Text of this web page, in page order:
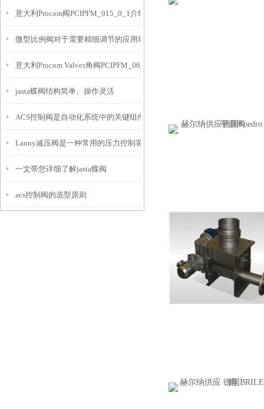
意大利Procom阀PCIPFM_015_0_1介绍
微型比例阀对于需要精细调节的应用场景非常重要
意大利Procom Valves角阀PCIPFM_065_3_1介绍
jasta蝶阀结构简单、操作灵活
ACS控制阀是自动化系统中的关键组件
Lanny减压阀是一种常用的压力控制装置
一文带您详细了解jasta蝶阀
acs控制阀的选型原则